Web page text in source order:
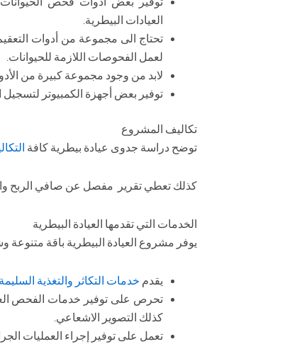
العيادات البيطرية.
تحتاج الى مجموعة من أدوات
لعمل الفحوصات اللازمة للحيوانات.
لابد من وجود مجموعة كبيرة من
توفير بعض أجهزة الكمبيوتر
تكاليف المشروع
توضح دراسة جدوى عيادة بيطرية كافة
كذلك تعطي تقرير مفصل عن صافي الربح
الخدمات التي تقدمها العيادة البيطرية
يوفر مشروع العيادة البيطرية باقة
يقدم خدمات التكاثر والتغذية السليمة
تحرص على توفير خدمات الفحص
كذلك التصوير الاشعاعي.
تعمل على توفير إجراء العمليات